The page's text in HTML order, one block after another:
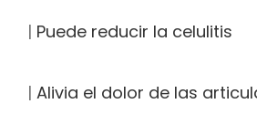
| Puede reducir la celulitis
| Alivia el dolor de las